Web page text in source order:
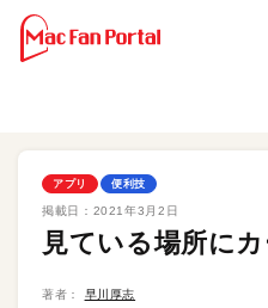
アプリ 便利技
掲載日： 2021年3月2日
見ている場所に
著者： 早川厚志